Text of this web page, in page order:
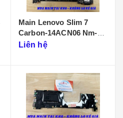
Main Lenovo Slim 7
Carbon-14ACN06 Nm-
D901
Liên hệ